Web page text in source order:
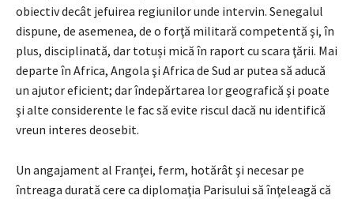
obiectiv decât jefuirea regiunilor unde intervin. Senegalul
dispune, de asemenea, de o forţă militară competentă şi, în
plus, disciplinată, dar totuși mică în raport cu scara ţării. Mai
departe în Africa, Angola şi Africa de Sud ar putea să aducă
un ajutor eficient; dar îndepărtarea lor geografică şi poate
şi alte considerente le fac să evite riscul dacă nu identifică
vreun interes deosebit.
Un angajament al Franţei, ferm, hotărât şi necesar pe
întreaga durată cere ca diplomaţia Parisului să înţeleagă că